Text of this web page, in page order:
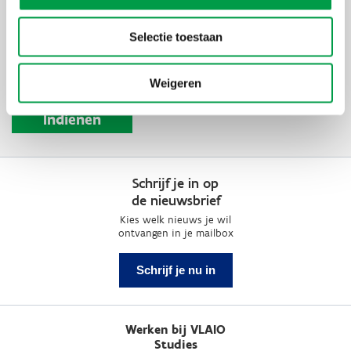
Selectie toestaan
Weigeren
10 MB limiet.
Toegestane types: txt, rtf, pdf, doc, docx, odt, ppt, pptx, odp, xls,
Schrijf je in op
de nieuwsbrief
Kies welk nieuws je wil
ontvangen in je mailbox
Schrijf je nu in
Werken bij VLAIO
Studies